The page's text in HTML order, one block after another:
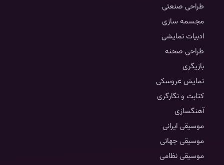
طراحی صنعتی
مجسمه سازی
ادبیات نمایشی
طراحی صحنه
بازیگری
نمایش عروسکی
کتابت و نگارگری
آهنگسازی
موسیقی ایرانی
موسیقی جهانی
موسیقی نظامی